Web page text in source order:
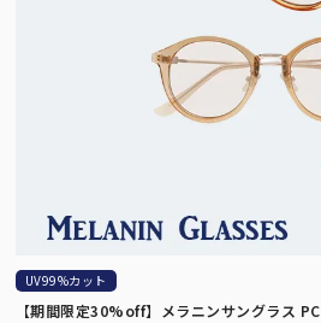
UV99%カット
【期間限定30%off】メラニンサングラス